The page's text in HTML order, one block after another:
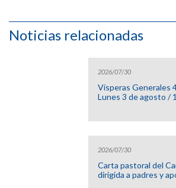
Noticias relacionadas
2026/07/30
Vísperas Generales
Lunes 3 de agosto /
2026/07/30
Carta pastoral del
dirigida a padres y